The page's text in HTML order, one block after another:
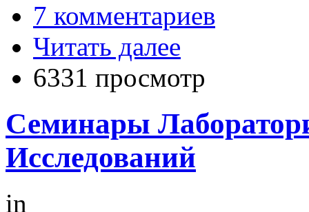
7 комментариев
Читать далее
6331 просмотр
Семинары
Исследований
in